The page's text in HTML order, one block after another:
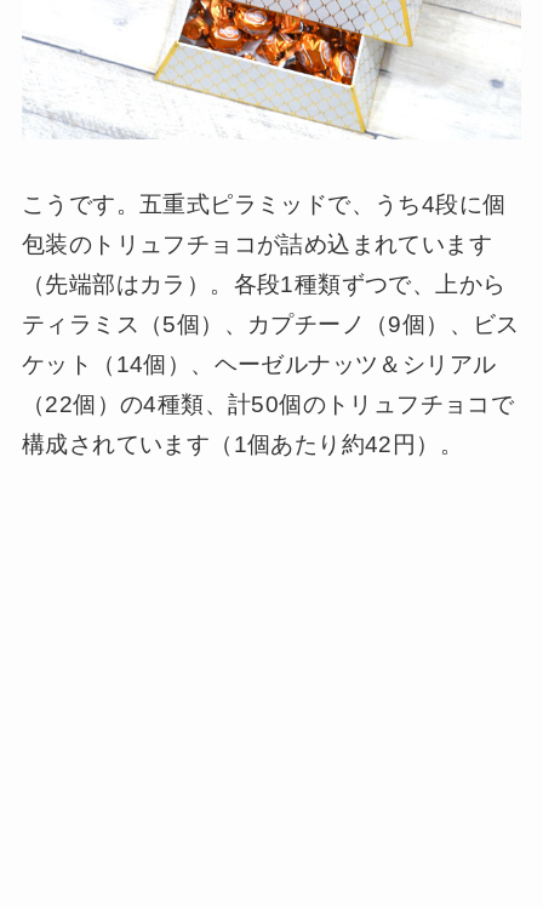
こうです。五重式ピラミッドで、うち4段に個
包装のトリュフチョコが詰め込まれています
（先端部はカラ）。各段1種類ずつで、上から
ティラミス（5個）、カプチーノ（9個）、ビス
ケット（14個）、ヘーゼルナッツ＆シリアル
（22個）の4種類、計50個のトリュフチョコで
構成されています（1個あたり約42円）。